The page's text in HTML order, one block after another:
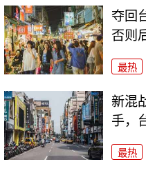
夺回
否则
最热
新混
手，
最热